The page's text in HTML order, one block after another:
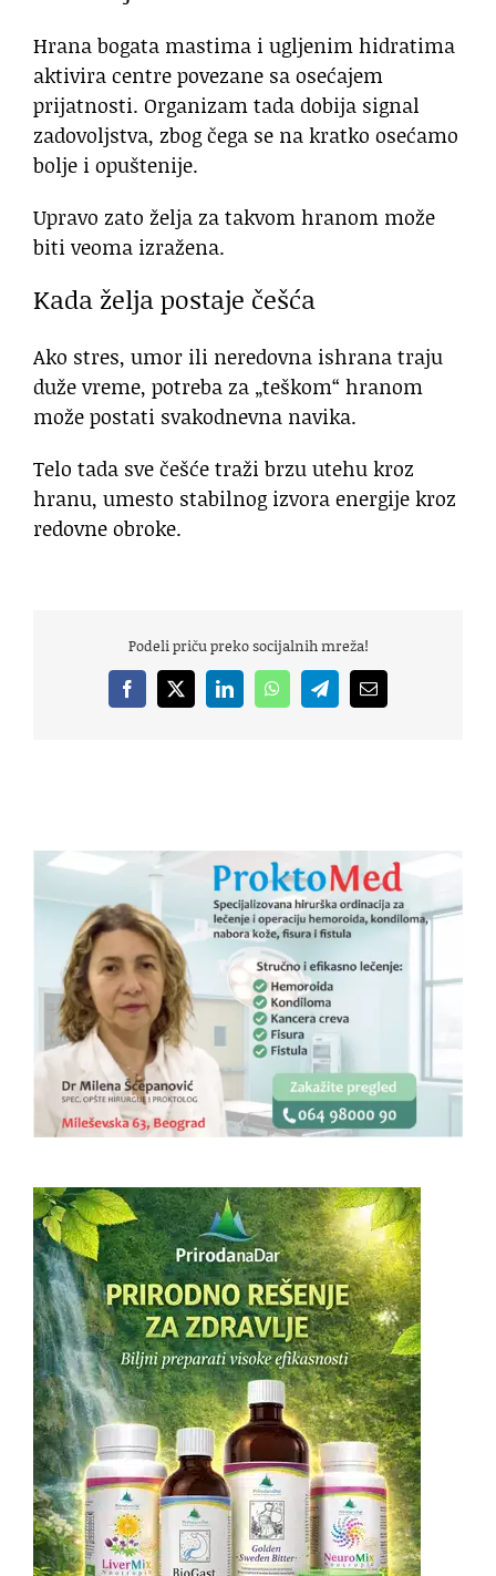
Hrana bogata mastima i ugljenim hidratima
aktivira centre povezane sa osećajem
prijatnosti. Organizam tada dobija signal
zadovoljstva, zbog čega se na kratko osećamo
bolje i opuštenije.
Upravo zato želja za takvom hranom može
biti veoma izražena.
Kada želja postaje češća
Ako stres, umor ili neredovna ishrana traju
duže vreme, potreba za „teškom“ hranom
može postati svakodnevna navika.
Telo tada sve češće traži brzu utehu kroz
hranu, umesto stabilnog izvora energije kroz
redovne obroke.
Podeli priču preko socijalnih mreža!
Facebook
X LinkedInWhatsAppTelegramEmail